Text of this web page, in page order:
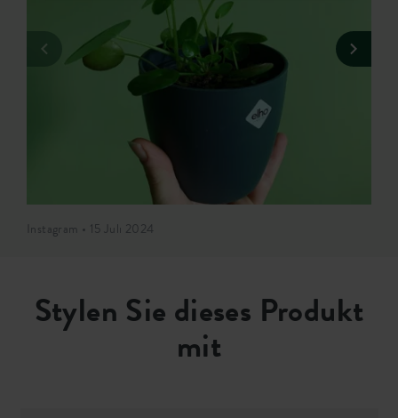
Instagram • 15 Juli 2024
Stylen Sie dieses Produkt
mit